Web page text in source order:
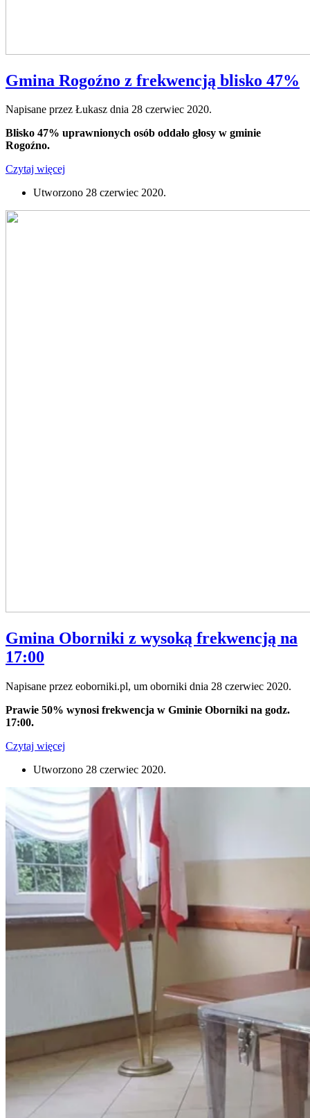
Gmina Rogoźno z frekwencją blisko 47%
Napisane przez Łukasz dnia 28 czerwiec 2020.
Blisko 47% uprawnionych osób oddało głosy w gminie
Rogoźno.
Czytaj więcej
Utworzono 28 czerwiec 2020.
Gmina Oborniki z wysoką frekwencją na
17:00
Napisane przez eoborniki.pl, um oborniki dnia 28 czerwiec 2020.
Prawie 50% wynosi frekwencja w Gminie Oborniki na godz.
17:00.
Czytaj więcej
Utworzono 28 czerwiec 2020.